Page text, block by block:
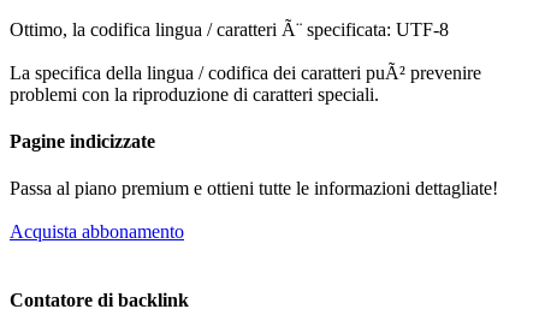
Ottimo, la codifica lingua / caratteri Ã¨ specificata: UTF-8
La specifica della lingua / codifica dei caratteri puÃ² prevenire
problemi con la riproduzione di caratteri speciali.
Pagine indicizzate
Passa al piano premium e ottieni tutte le informazioni dettagliate!
Acquista abbonamento
Contatore di backlink